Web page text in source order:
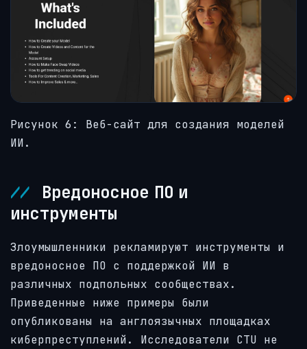
Рисунок 6: Веб-сайт для создания моделей
ИИ.
Вредоносное ПО и
инструменты
Злоумышленники рекламируют инструменты и
вредоносное ПО с поддержкой ИИ в
различных подпольных сообществах.
Приведенные ниже примеры были
опубликованы на англоязычных площадках
киберпреступлений. Исследователи CTU не